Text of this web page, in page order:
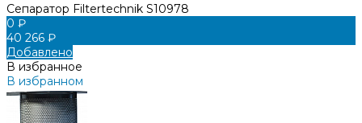
Сепаратор Filtertechnik S10978
0 ₽
40 266 ₽
Добавлено
В избранное
В избранном